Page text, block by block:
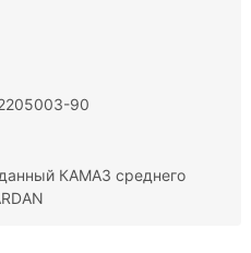
90
КАМАЗ среднего